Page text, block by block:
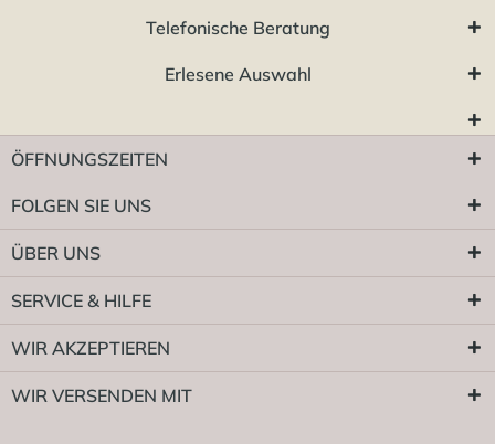
Telefonische Beratung
Erlesene Auswahl
ÖFFNUNGSZEITEN
FOLGEN SIE UNS
ÜBER UNS
SERVICE & HILFE
WIR AKZEPTIEREN
WIR VERSENDEN MIT